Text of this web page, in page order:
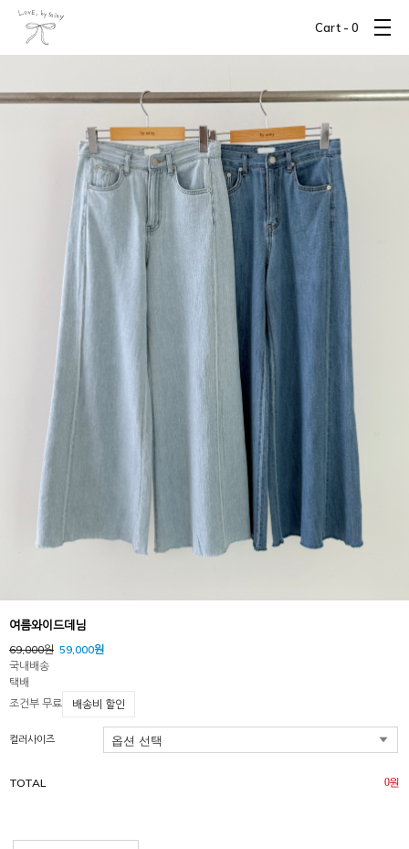
Cart - 0
여름와이드데님
69,000원 59,000원
국내배송
택배
조건부 무료
배송비 할인
컬러사이즈
TOTAL 0원